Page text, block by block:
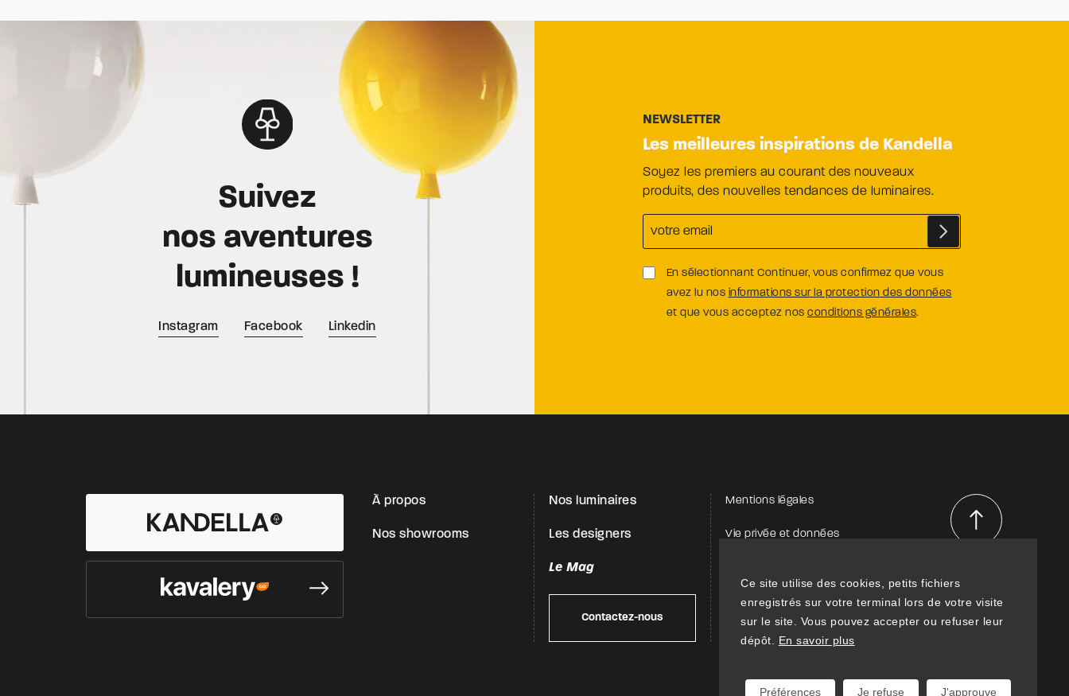
Suivez
nos aventures
lumineuses !
Instagram Facebook Linkedin
NEWSLETTER
Les meilleures inspirations de Kandella
Soyez les premiers au courant des nouveaux
produits, des nouvelles tendances de luminaires.
En sélectionnant Continuer, vous confirmez que vous
avez lu nos informations sur la protection des données
et que vous acceptez nos conditions générales.
À propos
Nos showrooms
Nos luminaires
Les designers
Le Mag
Contactez-nous
Mentions légales
Vie privée et données
Ce site utilise des cookies, petits fichiers
enregistrés sur votre terminal lors de votre visite
sur le site. Vous pouvez accepter ou refuser leur
dépôt. En savoir plus
Préférences Je refuse J'approuve